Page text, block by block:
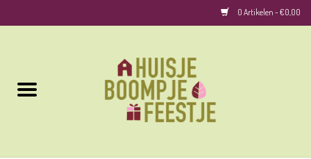
0 Artikelen - €0,00